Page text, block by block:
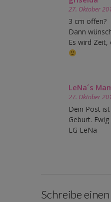
27. Oktober
3 cm offen?
Dann
Es wird
LeNa´s
27. Oktober
Dein Post
Geburt.
LG LeNa
Schreibe